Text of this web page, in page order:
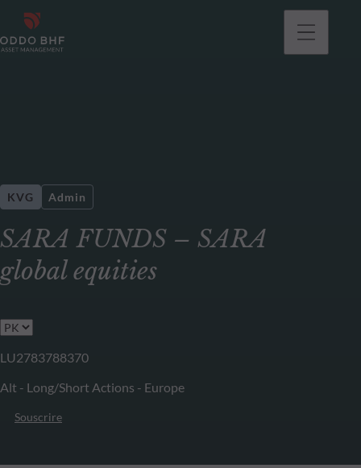
SARA FUNDS – SARA
global equities
KVG Admin
LU2783788370
Alt - Long/Short Actions - Europe
Souscrire